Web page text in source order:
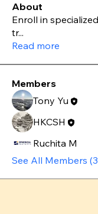
About
Enroll in
tr...
Read more
Members
Tony Yu
HKCSH
Ruchita M
See All Members